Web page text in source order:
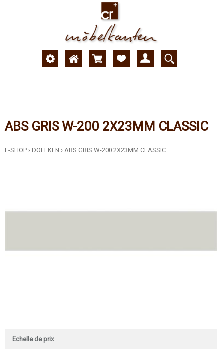
ABS GRIS W-200 2X23MM CLASSIC
E-SHOP › DÖLLKEN › ABS GRIS W-200 2X23MM CLASSIC
Echelle de prix